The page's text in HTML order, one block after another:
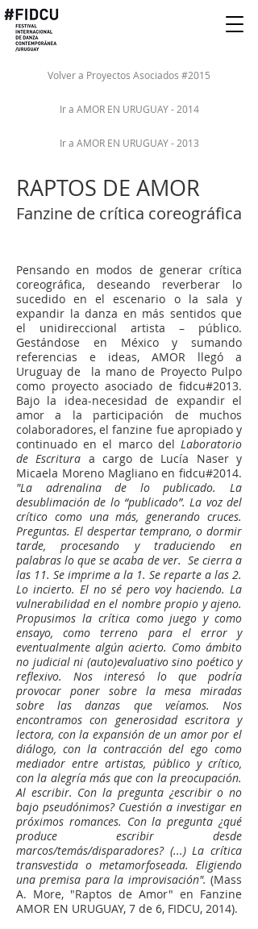
Volver a Proyectos Asociados #2015
Ir a AMOR EN URUGUAY - 2014
Ir a AMOR EN URUGUAY - 2013
RAPTOS DE AMOR
Fanzine de crítica coreográfica
Pensando en modos de generar crítica
coreográfica, deseando reverberar lo
sucedido en el escenario o la sala y
expandir la danza en más sentidos que
el unidireccional artista – público.
Gestándose en México y sumando
referencias e ideas, AMOR llegó a
Uruguay de la mano de Proyecto Pulpo
como proyecto asociado de fidcu#2013.
Bajo la idea-necesidad de expandir el
amor a la participación de muchos
colaboradores, el fanzine fue apropiado y
continuado en el marco del Laboratorio
de Escritura a cargo de Lucía Naser y
Micaela Moreno Magliano en fidcu#2014.
"La adrenalina de lo publicado. La
desublimación de lo “publicado”. La voz del
crítico como una más, generando cruces.
Preguntas. El despertar temprano, o dormir
tarde, procesando y traduciendo en
palabras lo que se acaba de ver. Se cierra a
las 11. Se imprime a la 1. Se reparte a las 2.
Lo incierto. El no sé pero voy haciendo. La
vulnerabilidad en el nombre propio y ajeno.
Propusimos la crítica como juego y como
ensayo, como terreno para el error y
eventualmente algún acierto. Como ámbito
no judicial ni (auto)evaluativo sino poético y
reflexivo. Nos interesó lo que podría
provocar poner sobre la mesa miradas
sobre las danzas que veíamos. Nos
encontramos con generosidad escritora y
lectora, con la expansión de un amor por el
diálogo, con la contracción del ego como
mediador entre artistas, público y crítico,
con la alegría más que con la preocupación.
Al escribir. Con la pregunta ¿escribir o no
bajo pseudónimos? Cuestión a investigar en
próximos romances. Con la pregunta ¿qué
produce escribir desde
marcos/temás/disparadores? (...) La crítica
transvestida o metamorfoseada. Eligiendo
una premisa para la improvisación". (Mass
A. More, "Raptos de Amor" en Fanzine
AMOR EN URUGUAY, 7 de 6, FIDCU, 2014).